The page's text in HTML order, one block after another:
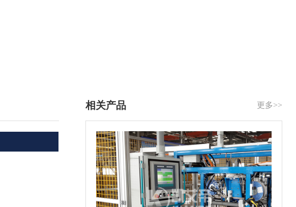
更多>>
相关产品